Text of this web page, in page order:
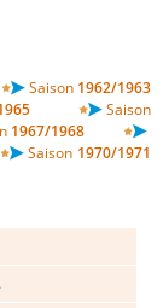
Saison1962/1963
Saison
1967/1968
Saison1970/1971